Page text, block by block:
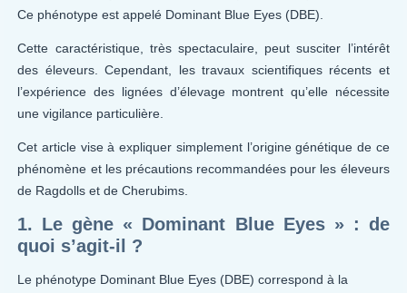
Ce phénotype est appelé Dominant Blue Eyes (DBE).
Cette caractéristique, très spectaculaire, peut susciter l’intérêt
des éleveurs. Cependant, les travaux scientifiques récents et
l’expérience des lignées d’élevage montrent qu’elle nécessite
une vigilance particulière.
Cet article vise à expliquer simplement l’origine génétique de ce
phénomène et les précautions recommandées pour les éleveurs
de Ragdolls et de Cherubims.
1. Le gène « Dominant Blue Eyes » : de
quoi s’agit-il ?
Le phénotype Dominant Blue Eyes (DBE) correspond à la